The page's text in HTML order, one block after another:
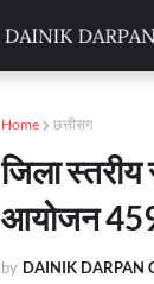
Home छत्तीसग
जिला स्तरीय
आयोजन 459
by DAINIK DARPAN